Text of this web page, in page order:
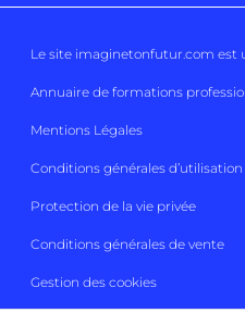
Le site imaginetonfutur.com est
Annuaire de formations
Mentions Légales
Conditions générales d’utilisation
Protection de la vie privée
Conditions générales de vente
Gestion des cookies